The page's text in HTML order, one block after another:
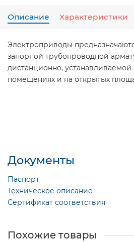
Описание Характеристики
Электроприводы
запорной трубопроводной
дистанционно, устанавливаемой
помещениях и на открытых
Документы
Паспорт
Техническое описание
Сертификат соответствия
Похожие товары